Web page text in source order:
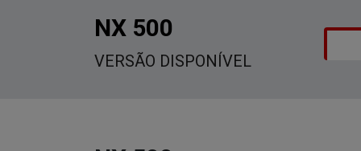
NX 500
VERSÃO DISPONÍVEL